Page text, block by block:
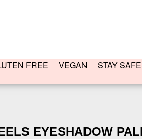
FREE VEGAN STAY SAFE
EYESHADOW